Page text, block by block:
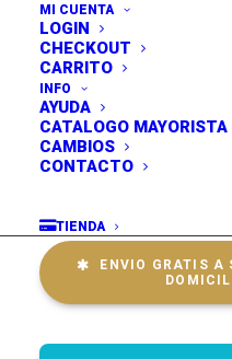
MI CUENTA
LOGIN
CHECKOUT
CARRITO
INFO
AYUDA
CATALOGO MAYORISTA
CAMBIOS
CONTACTO
TIENDA
Elegí color y talle, y hacé
agregar tu prenda al
ENVÍO A
ENVIO GRATIS A